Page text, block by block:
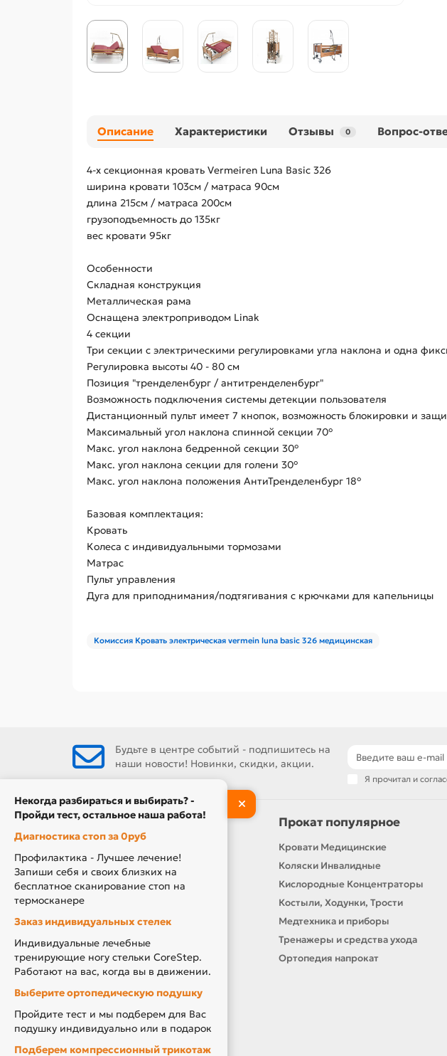
Описание Характеристики Отзывы 0 Вопрос-
4-х секционная кровать Vermeiren Luna Basic 326
ширина кровати 103см / матраса 90см
длина 215см / матраса 200см
грузоподъемность до 135кг
вес кровати 95кг
Особенности
Складная конструкция
Металлическая рама
Оснащена электроприводом Linak
4 секции
Три секции с электрическими регулировками угла наклона и одна
Регулировка высоты 40 - 80 см
Позиция "тренделенбург / антитренделенбург"
Возможность подключения системы детекции пользователя
Дистанционный пульт имеет 7 кнопок, возможность блокировки и
Максимальный угол наклона спинной секции 70°
Макс. угол наклона бедренной секции 30°
Макс. угол наклона секции для голени 30°
Макс. угол наклона положения АнтиТренделенбург 18°
Базовая комплектация:
Кровать
Колеса с индивидуальными тормозами
Матрас
Пульт управления
Дуга для приподнимания/подтягивания с крючками для капельницы
Комиссия Кровать электрическая vermein luna basic 326 медицинская
Будьте в центре событий - подпишитесь на
наши новости! Новинки, скидки, акции.
Я прочитал и
Информация
О нас
Производители
Новости
Оплата и доставка
Подарочный сертификат
Товары по Акции
Акция Вторая Жизнь
Акция Скидка за Отзыв
Компенсация за ТСР
Прокат популярное
Кровати Медицинские
Коляски Инвалидные
Кислородные Концентраторы
Костыли, Ходунки, Трости
Медтехника и приборы
Тренажеры и средства ухода
Ортопедия напрокат
Некогда разбираться и выбирать? -
Пройди тест, остальное наша работа!
Диагностика стоп за 0руб
Профилактика - Лучшее лечение!
Запиши себя и своих близких на
бесплатное сканирование стоп на
термосканере
Заказ индивидуальных стелек
Индивидуальные лечебные
тренирующие ногу стельки CoreStep.
Работают на вас, когда вы в движении.
Выберите ортопедическую подушку
Пройдите тест и мы подберем для Вас
подушку индивидуально или в подарок
Подберем компрессионный трикотаж